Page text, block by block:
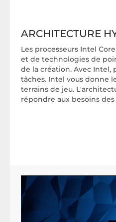
ARCHITECTURE
Les processeurs Intel
et de technologies de
de la création. Avec
tâches. Intel vous donne
terrains de jeu.
répondre aux besoins